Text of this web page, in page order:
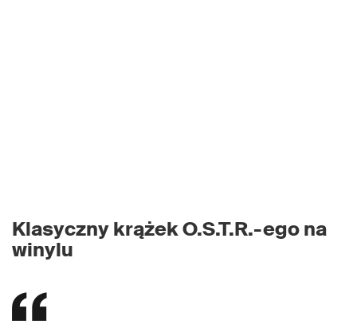
Klasyczny krążek O.S.T.R.-ego na
winylu